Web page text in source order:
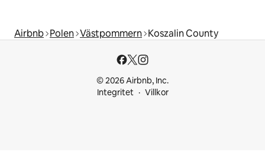
Airbnb Polen Västpommern Koszalin County
© 2026 Airbnb, Inc.
Integritet
Villkor